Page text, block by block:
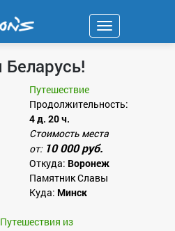
Навигация
Беларусь!
Путешествие
Продолжительность:
4 д. 20 ч.
Стоимость места
от: 10 000 руб.
Откуда: Воронеж
Памятник Славы
Куда: Минск
из